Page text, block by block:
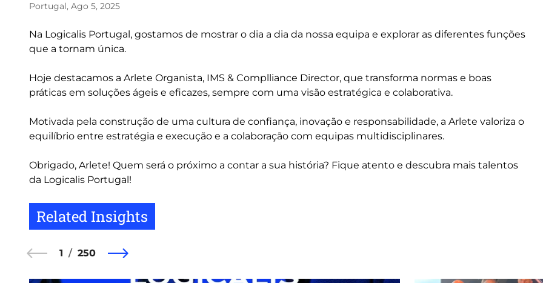
Portugal, Ago 5, 2025
Na Logicalis Portugal, gostamos de mostrar o dia a dia da nossa equipa e explorar as diferentes funções
que a tornam única.
Hoje destacamos a Arlete Organista, IMS & Complliance Director, que transforma normas e boas
práticas em soluções ágeis e eficazes, sempre com uma visão estratégica e colaborativa.
Motivada pela construção de uma cultura de confiança, inovação e responsabilidade, a Arlete valoriza o
equilíbrio entre estratégia e execução e a colaboração com equipas multidisciplinares.
Obrigado, Arlete! Quem será o próximo a contar a sua história? Fique atento e descubra mais talentos
da Logicalis Portugal!
Related Insights
1 250